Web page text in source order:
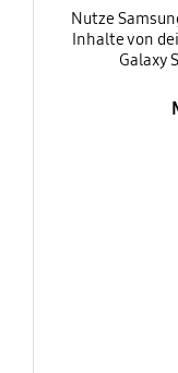
Nutze
Inhalte von
Galaxy